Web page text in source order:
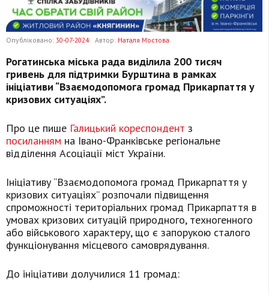
Опубліковано: 30-07-2024 Автор: Наталя Мостова
Рогатинська міська рада виділила 200 тисяч
гривень для підтримки Бурштина в рамках
ініціативи “Взаємодопомога громад Прикарпаття у
кризових ситуаціях”.
Про це пише Галицький кореспондент з
посиланням на Івано-Франківське регіональне
відділення Асоціації міст України.
Ініціативу “Взаємодопомога громад Прикарпаття у
кризових ситуаціях” розпочали підвищення
спроможності територіальних громад Прикарпаття в
умовах кризових ситуацій природного, техногенного
або військового характеру, що є запорукою сталого
функціонування місцевого самоврядування.
До ініціативи долучилися 11 громад: